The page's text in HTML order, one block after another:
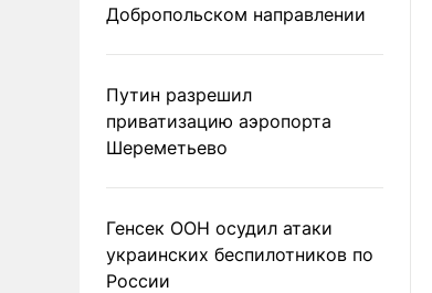
Добропольском направлении
Путин разрешил
приватизацию аэропорта
Шереметьево
Генсек ООН осудил атаки
украинских беспилотников по
России